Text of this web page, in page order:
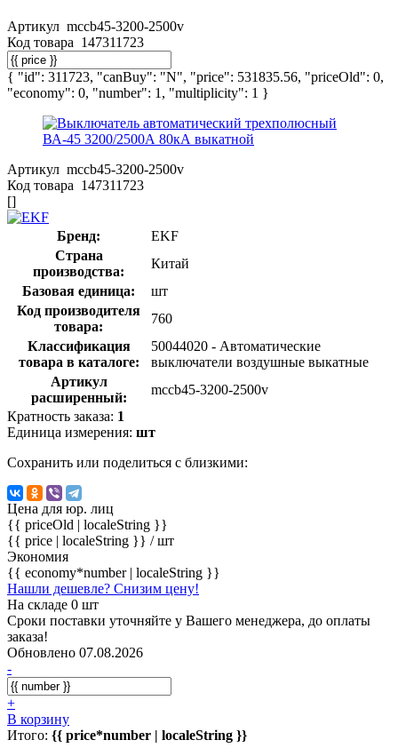
Артикул mccb45-3200-2500v
Код товара 147311723
{ "id": 311723, "canBuy": "N", "price": 531835.56, "priceOld": 0,
"economy": 0, "number": 1, "multiplicity": 1 }
Артикул mccb45-3200-2500v
Код товара 147311723
[]
Бренд:
EKF
Страна
производства:
Китай
Базовая единица:
шт
Код производителя
товара:
760
Классификация
товара в каталоге:
50044020 - Автоматические
выключатели воздушные выкатные
Артикул
расширенный:
mccb45-3200-2500v
Кратность заказа: 1
Единица измерения: шт
Сохранить или поделиться с близкими:
Цена для юр. лиц
{{ priceOld | localeString }}
{{ price | localeString }} / шт
Экономия
{{ economy*number | localeString }}
Нашли дешевле? Снизим цену!
На складе 0 шт
Сроки поставки уточняйте у Вашего менеджера, до оплаты
заказа!
Обновлено 07.08.2026
-
+
В корзину
Итого: {{ price*number | localeString }}